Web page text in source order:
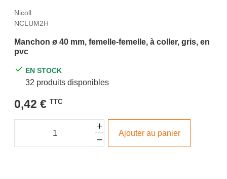
Nicoll
NCLUM2H
Manchon ø 40 mm, femelle-femelle, à coller, gris, en
pvc
EN STOCK
32 produits disponibles
0,42 € TTC
Ajouter au panier